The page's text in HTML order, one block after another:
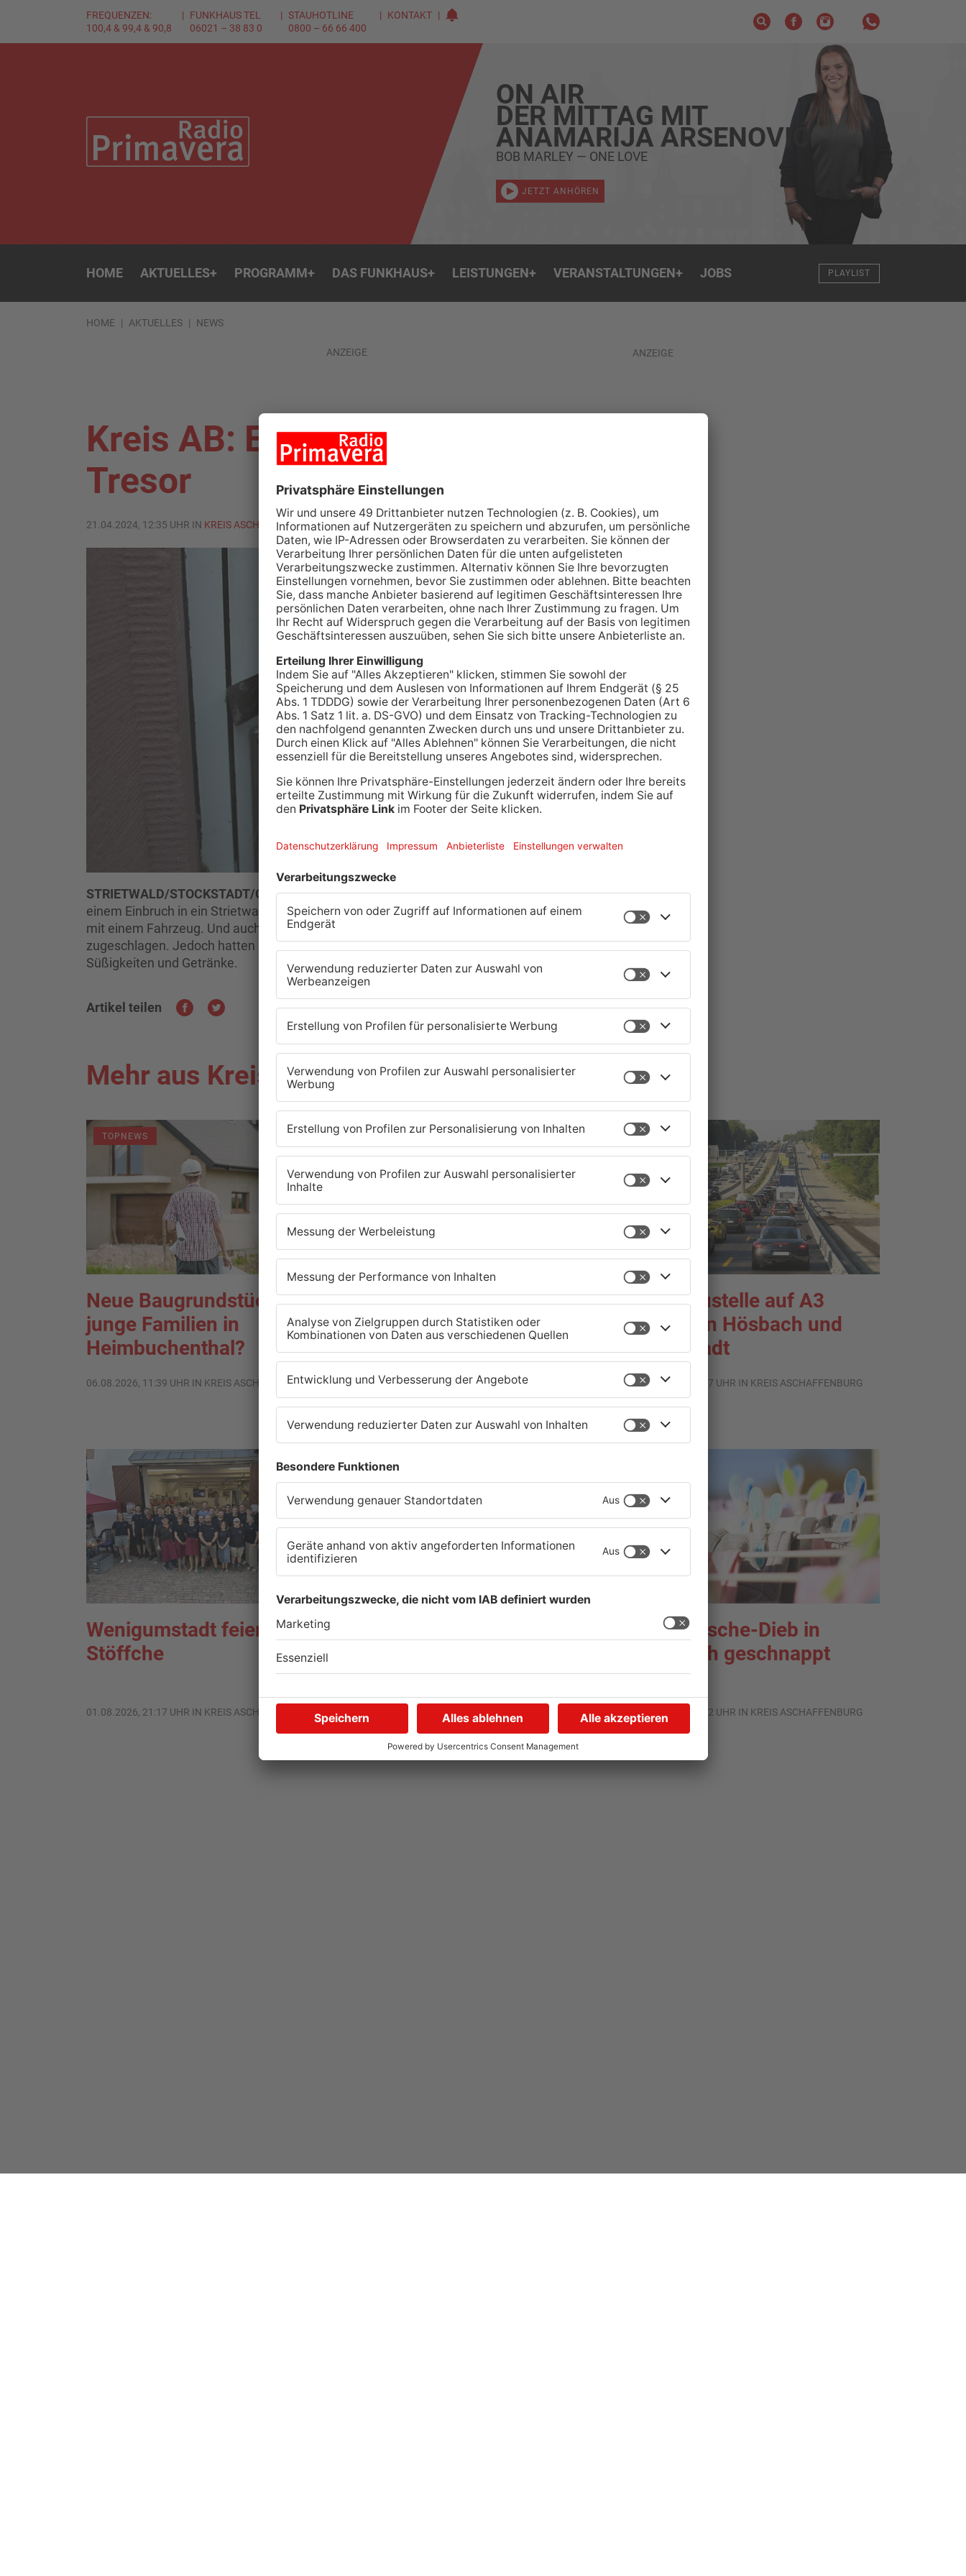
FREQUENZEN:
100,4 & 99,4 & 90,8
FUNKHAUS TEL
06021 – 38 83 0
STAUHOTLINE
0800 – 66 66 400
KONTAKT
ON AIR
DER MITTAG MIT
ANAMARIJA ARSENOVIC
BOB MARLEY — ONE LOVE
JETZT ANHÖREN
HOME AKTUELLES+ PROGRAMM+ DAS FUNKHAUS+ LEISTUNGEN+ VERANSTALTUNGEN+ JOBS PLAYLIST
HOME AKTUELLES NEWS
ANZEIGE
Kreis AB: Einbrecher klauen
Tresor
21.04.2024, 12:35 UHR IN KREIS ASCHAFFENBURG
STRIETWALD/STOCKSTADT/GROßOSTHEIM.Einen ganzen Tresor – den konnten Täter bei
einem Einbruch in ein Strietwalder Büro entwenden. Laut Polizei flüchteten sie vermutlich
mit einem Fahrzeug. Und auch in Stockstadt und Großostheim haben Einbrecher wieder
zugeschlagen. Jedoch hatten sie es dort auf Imbisse abgesehen – dort entwendeten sie
Süßigkeiten und Getränke.
Artikel teilen
ANZEIGE
Mehr aus Kreis Aschaffenburg
TOPNEWS
Neue Baugrundstücke für
junge Familien in
Heimbuchenthal?
06.08.2026, 11:39 UHR IN KREIS ASCHAFFENBURG
Tante Enso übernimmt
einzigen Supermarkt in
Pflaumheim
06.08.2026, 05:30 UHR IN KREIS ASCHAFFENBURG
TOPNEWS
Großbaustelle auf A3
zwischen Hösbach und
Stockstadt
03.08.2026, 15:57 UHR IN KREIS ASCHAFFENBURG
Wenigumstadt feiert das
Stöffche
01.08.2026, 21:17 UHR IN KREIS ASCHAFFENBURG
Friedhöfen
31.07.2026, 11:46 UHR IN KREIS ASCHAFFENBURG
Unterwäsche-Dieb in
Goldbach geschnappt
31.07.2026, 11:42 UHR IN KREIS ASCHAFFENBURG